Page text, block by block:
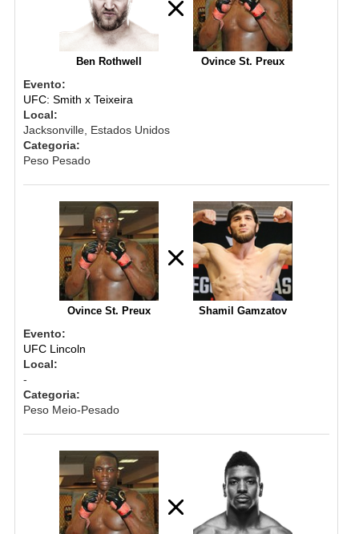
Ben Rothwell Ovince St. Preux
Evento:
UFC: Smith x Teixeira
Local:
Jacksonville, Estados Unidos
Categoria:
Peso Pesado
Ovince St. Preux Shamil Gamzatov
Evento:
UFC Lincoln
Local:
-
Categoria:
Peso Meio-Pesado